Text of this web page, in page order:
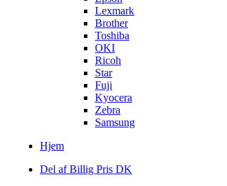
Lexmark
Brother
Toshiba
OKI
Ricoh
Star
Fuji
Kyocera
Zebra
Samsung
Hjem
Del af Billig Pris DK